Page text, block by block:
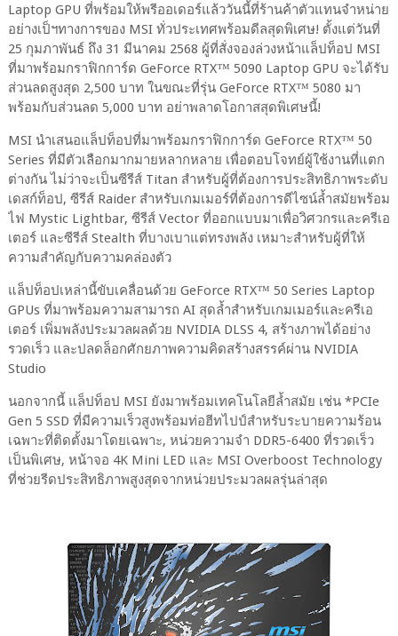
Laptop GPU ที่พร้อมให้พรีออเดอร์แล้ววันนี้ที่ร้านค้าตัวแทนจำหน่าย
อย่างเป็ฯทางการของ MSI ทั่วประเทศพร้อมดีลสุดพิเศษ! ตั้งแต่วันที่
25 กุมภาพันธ์ ถึง 31 มีนาคม 2568 ผู้ที่สั่งจองล่วงหน้าแล็ปท็อป MSI
ที่มาพร้อมกราฟิกการ์ด GeForce RTX™ 5090 Laptop GPU จะได้รับ
ส่วนลดสูงสุด 2,500 บาท ในขณะที่รุ่น GeForce RTX™ 5080 มา
พร้อมกับส่วนลด 5,000 บาท อย่าพลาดโอกาสสุดพิเศษนี้!
MSI นำเสนอแล็ปท็อปที่มาพร้อมกราฟิกการ์ด GeForce RTX™ 50
Series ที่มีตัวเลือกมากมายหลากหลาย เพื่อตอบโจทย์ผู้ใช้งานที่แตก
ต่างกัน ไม่ว่าจะเป็นซีรีส์ Titan สำหรับผู้ที่ต้องการประสิทธิภาพระดับ
เดสก์ท็อป, ซีรีส์ Raider สำหรับเกมเมอร์ที่ต้องการดีไซน์ล้ำสมัยพร้อม
ไฟ Mystic Lightbar, ซีรีส์ Vector ที่ออกแบบมาเพื่อวิศวกรและครีเอ
เตอร์ และซีรีส์ Stealth ที่บางเบาแต่ทรงพลัง เหมาะสำหรับผู้ที่ให้
ความสำคัญกับความคล่องตัว
แล็ปท็อปเหล่านี้ขับเคลื่อนด้วย GeForce RTX™ 50 Series Laptop
GPUs ที่มาพร้อมความสามารถ AI สุดล้ำสำหรับเกมเมอร์และครีเอ
เตอร์ เพิ่มพลังประมวลผลด้วย NVIDIA DLSS 4, สร้างภาพได้อย่าง
รวดเร็ว และปลดล็อกศักยภาพความคิดสร้างสรรค์ผ่าน NVIDIA
Studio
นอกจากนี้ แล็ปท็อป MSI ยังมาพร้อมเทคโนโลยีล้ำสมัย เช่น *PCIe
Gen 5 SSD ที่มีความเร็วสูงพร้อมท่อฮีทไปป์สำหรับระบายความร้อน
เฉพาะที่ติดตั้งมาโดยเฉพาะ, หน่วยความจำ DDR5-6400 ที่รวดเร็ว
เป็นพิเศษ, หน้าจอ 4K Mini LED และ MSI Overboost Technology
ที่ช่วยรีดประสิทธิภาพสูงสุดจากหน่วยประมวลผลรุ่นล่าสุด